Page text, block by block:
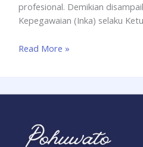
profesional. Demikian
Kepegawaian (Inka) selaku
Read More »